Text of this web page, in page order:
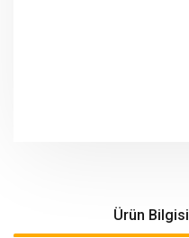
Ürün Bilgisi